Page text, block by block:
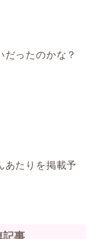
だったのかな？
あたりを掲載予
事